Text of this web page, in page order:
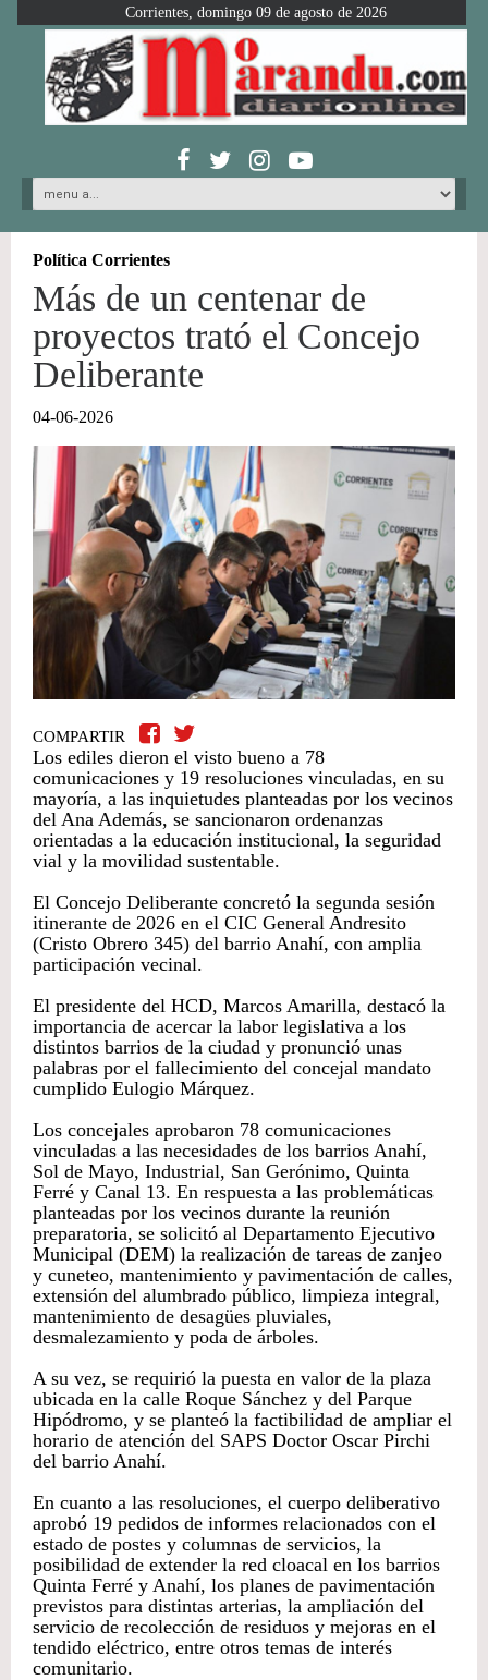
Corrientes, domingo 09 de agosto de 2026
Política Corrientes
Más de un centenar de
proyectos trató el Concejo
Deliberante
04-06-2026
COMPARTIR
Los ediles dieron el visto bueno a 78
comunicaciones y 19 resoluciones vinculadas, en su
mayoría, a las inquietudes planteadas por los vecinos
del Ana Además, se sancionaron ordenanzas
orientadas a la educación institucional, la seguridad
vial y la movilidad sustentable.
El Concejo Deliberante concretó la segunda sesión
itinerante de 2026 en el CIC General Andresito
(Cristo Obrero 345) del barrio Anahí, con amplia
participación vecinal.
El presidente del HCD, Marcos Amarilla, destacó la
importancia de acercar la labor legislativa a los
distintos barrios de la ciudad y pronunció unas
palabras por el fallecimiento del concejal mandato
cumplido Eulogio Márquez.
Los concejales aprobaron 78 comunicaciones
vinculadas a las necesidades de los barrios Anahí,
Sol de Mayo, Industrial, San Gerónimo, Quinta
Ferré y Canal 13. En respuesta a las problemáticas
planteadas por los vecinos durante la reunión
preparatoria, se solicitó al Departamento Ejecutivo
Municipal (DEM) la realización de tareas de zanjeo
y cuneteo, mantenimiento y pavimentación de calles,
extensión del alumbrado público, limpieza integral,
mantenimiento de desagües pluviales,
desmalezamiento y poda de árboles.
A su vez, se requirió la puesta en valor de la plaza
ubicada en la calle Roque Sánchez y del Parque
Hipódromo, y se planteó la factibilidad de ampliar el
horario de atención del SAPS Doctor Oscar Pirchi
del barrio Anahí.
En cuanto a las resoluciones, el cuerpo deliberativo
aprobó 19 pedidos de informes relacionados con el
estado de postes y columnas de servicios, la
posibilidad de extender la red cloacal en los barrios
Quinta Ferré y Anahí, los planes de pavimentación
previstos para distintas arterias, la ampliación del
servicio de recolección de residuos y mejoras en el
tendido eléctrico, entre otros temas de interés
comunitario.